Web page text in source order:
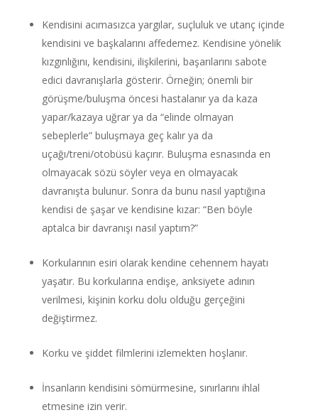
Kendisini acımasızca yargılar, suçluluk ve utanç içinde
kendisini ve başkalarını affedemez. Kendisine yönelik
kızgınlığını, kendisini, ilişkilerini, başarılarını sabote
edici davranışlarla gösterir. Örneğin; önemli bir
görüşme/buluşma öncesi hastalanır ya da kaza
yapar/kazaya uğrar ya da “elinde olmayan
sebeplerle” buluşmaya geç kalır ya da
uçağı/treni/otobüsü kaçırır. Buluşma esnasında en
olmayacak sözü söyler veya en olmayacak
davranışta bulunur. Sonra da bunu nasıl yaptığına
kendisi de şaşar ve kendisine kızar: “Ben böyle
aptalca bir davranışı nasıl yaptım?”
Korkularının esiri olarak kendine cehennem hayatı
yaşatır. Bu korkularına endişe, anksiyete adının
verilmesi, kişinin korku dolu olduğu gerçeğini
değiştirmez.
Korku ve şiddet filmlerini izlemekten hoşlanır.
İnsanların kendisini sömürmesine, sınırlarını ihlal
etmesine izin verir.